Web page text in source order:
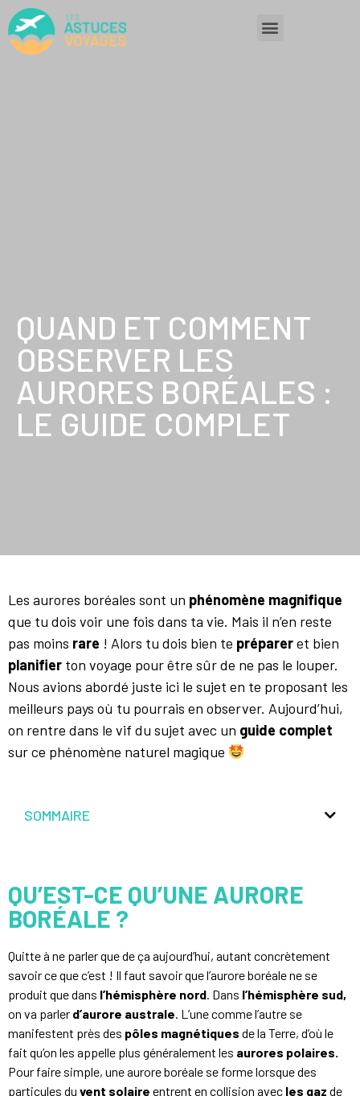
QUAND ET COMMENT
OBSERVER LES
AURORES BORÉALES :
LE GUIDE COMPLET
Les aurores boréales sont un phénomène magnifique
que tu dois voir une fois dans ta vie. Mais il n’en reste
pas moins rare ! Alors tu dois bien te prépareret bien
planifier ton voyage pour être sûr de ne pas le louper.
Nous avions abordé juste ici le sujet en te proposant les
meilleurs pays où tu pourrais en observer. Aujourd’hui,
on rentre dans le vif du sujet avec un guide complet
sur ce phénomène naturel magique
SOMMAIRE
QU’EST-CE QU’UNE AURORE
BORÉALE ?
Quitte à ne parler que de ça aujourd’hui, autant concrètement
savoir ce que c’est ! Il faut savoir que l’aurore boréale ne se
produit que dans l’hémisphère nord . Dans l’hémisphère sud,
on va parler d’aurore australe . L’une comme l’autre se
manifestent près des pôles magnétiques de la Terre, d’où le
fait qu’on les appelle plus généralement les aurores polaires.
Pour faire simple, une aurore boréale se forme lorsque des
particules du vent solaire entrent en collision avec les gaz de